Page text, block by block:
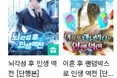
뇌각성 후 인생 역
전 [단행본]
이혼 후 랜덤박스
로 인생 역전 [단